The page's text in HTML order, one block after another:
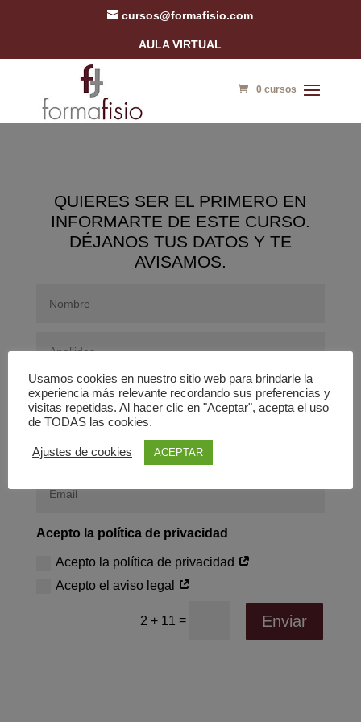
cursos@formafisio.com
AULA VIRTUAL
0 cursos
QUIERES SER EL PRIMERO EN
INFORMARTE DE ESTE CURSO.
DÉJANOS TUS DATOS Y TE
AVISAMOS.
Acepto la política de privacidad
Acepto la política de privacidad
Acepto el aviso legal
2 + 11 = Enviar
Usamos cookies en nuestro sitio web para brindarle la
experiencia más relevante recordando sus preferencias y
visitas repetidas. Al hacer clic en "Aceptar", acepta el uso
de TODAS las cookies.
Ajustes de cookies ACEPTAR